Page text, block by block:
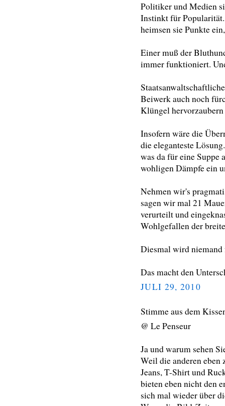
Politiker und Medien
Instinkt für
heimsen sie Punkte
Einer muß der
immer funktioniert.
Beiwerk auch noch
Klüngel
Insofern wäre die
die eleganteste
was da für eine Suppe
wohligen Dämpfe ein
Nehmen wir's
sagen wir mal 21
verurteilt und
Wohlgefallen der
Diesmal wird niemand
Das macht den
JULI 29, 2010
Stimme aus dem
@ Le Penseur
Ja und warum sehen
Weil die anderen
Jeans, T-Shirt und
bieten eben nicht den
sich mal wieder über